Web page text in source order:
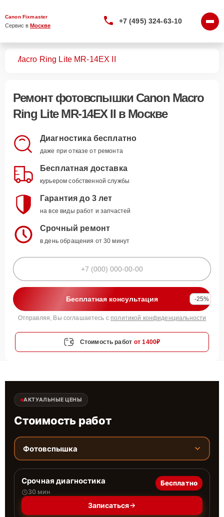
Canon Fixmaster
Сервис в Москве
+7 (495) 324-63-10
Macro Ring Lite MR-14EX II
Ремонт фотовспышки Canon Macro
Ring Lite MR-14EX II в Москве
Диагностика бесплатно
даже при отказе от ремонта
Бесплатная доставка
курьером собственной службы
Гарантия до 3 лет
на все виды работ и запчастей
Срочный ремонт
в день обращения от 30 минут
Бесплатная консультация -25%
Отправляя, Вы соглашаетесь с политикой конфиденциальности
Стоимость работ от 1400₽
АКТУАЛЬНЫЕ ЦЕНЫ
Стоимость работ
Фотовспышка
Срочная диагностика
30 мин
Бесплатно
Записаться